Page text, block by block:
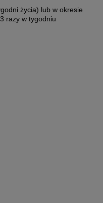
życia) lub w okresie
razy w tygodniu